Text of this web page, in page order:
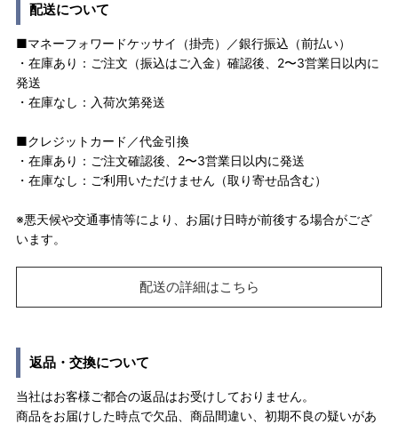
配送について
■マネーフォワードケッサイ（掛売）／銀行振込（前払い）
・在庫あり：ご注文（振込はご入金）確認後、2〜3営業日以内に
発送
・在庫なし：入荷次第発送
■クレジットカード／代金引換
・在庫あり：ご注文確認後、2〜3営業日以内に発送
・在庫なし：ご利用いただけません（取り寄せ品含む）
※悪天候や交通事情等により、お届け日時が前後する場合がござ
います。
配送の詳細はこちら
返品・交換について
当社はお客様ご都合の返品はお受けしておりません。
商品をお届けした時点で欠品、商品間違い、初期不良の疑いがあ